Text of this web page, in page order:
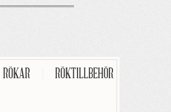
RÖKAR
RÖKTILLBEHÖR